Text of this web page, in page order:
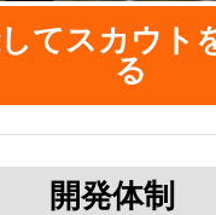
てスカウト
る
開発体制